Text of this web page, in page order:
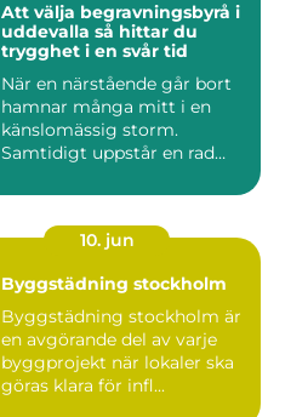
Att välja begravningsbyrå i
uddevalla så hittar du
trygghet i en svår tid
När en närstående går bort
hamnar många mitt i en
känslomässig storm.
Samtidigt uppstår en rad
10. jun
Byggstädning stockholm
Byggstädning stockholm är
en avgörande del av varje
byggprojekt när lokaler ska
göras klara för infl...